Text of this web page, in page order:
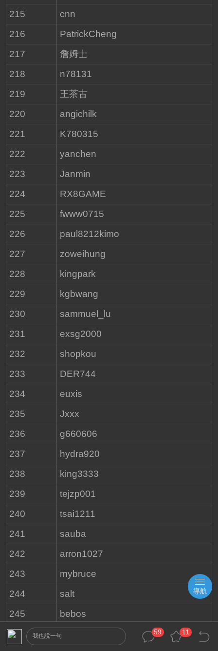
215
cnn
216
PatrickCheng
217
詹姆士
218
n78131
219
王茶古
220
angichilk
221
K780315
222
yanchen
223
Janmin
224
RX8GAME
225
fwww0715
226
paul8212kimo
227
zoweihung
228
kingpark
229
kgbwang
230
sammuel_lu
231
exsg2000
232
shopkou
233
DER744
234
euxis
235
Jxxx
236
g660606
237
hydra920
238
king3333
239
tejzp001
240
tsai1211
241
sauba
242
arron1027
243
mybruce
244
salt
245
bebos
246
samtasi
我也說一句
59 11
導航